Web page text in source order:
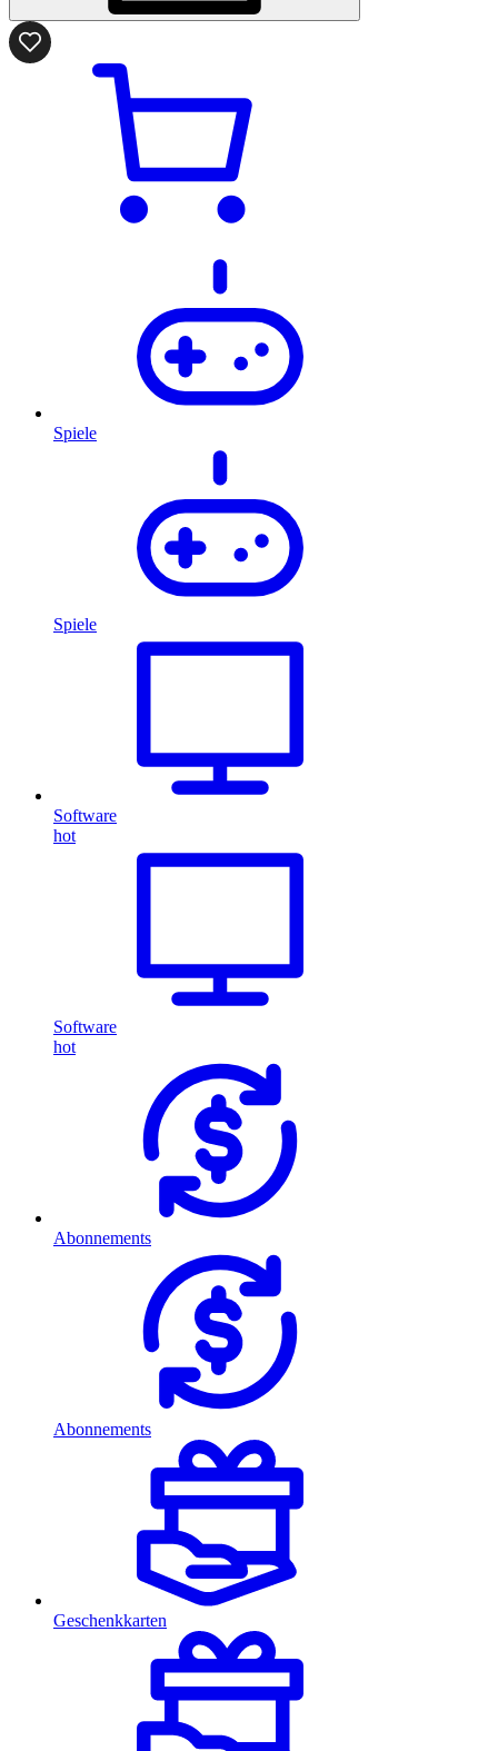
Spiele
Spiele
Software
hot
Software
hot
Abonnements
Abonnements
Geschenkkarten